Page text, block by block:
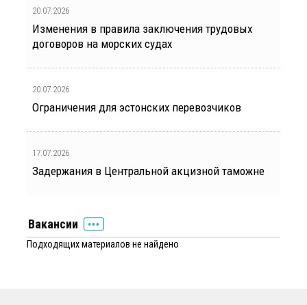
20.07.2026
Изменения в правила заключения трудовых
договоров на морских судах
20.07.2026
Ограничения для эстонских перевозчиков
17.07.2026
Задержания в Центральной акцизной таможне
Вакансии
Подходящих материалов не найдено